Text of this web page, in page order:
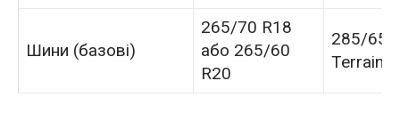
Шини (базові)
265/70 R18
або 265/60
R20
285/65
Terrain)